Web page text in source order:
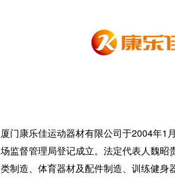
厦门康乐佳运动器材有限公司于2004年1
场监督管理局登记成立。法定代表人魏昭
类制造、体育器材及配件制造、训练健身